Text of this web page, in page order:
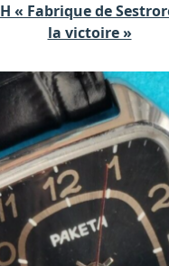
« Fabrique de
la victoire »